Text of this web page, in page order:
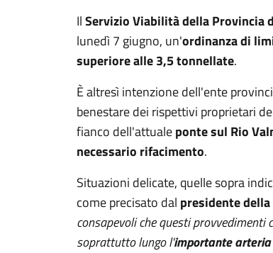
IlServizio Viabilitàdella Provincia
lunedì 7 giugno, un'ordinanza di
superiore alle 3,5 tonnellate.
È altresì intenzione dell'ente
benestare dei rispettivi proprietari
fianco dell'attualeponte sul Rio
necessario rifacimento.
Situazioni delicate, quelle sopra
come precisato dal presidente
consapevoli che questi provvedimenti
soprattutto lungo l'importante arteria